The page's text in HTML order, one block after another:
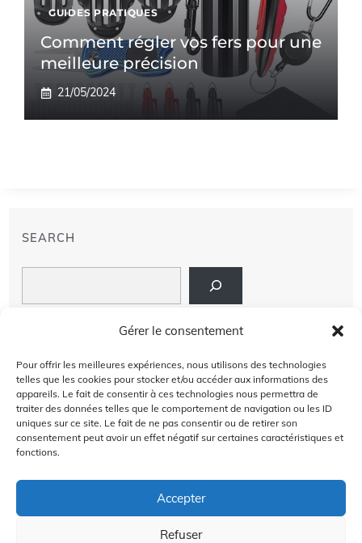
Gérer le consentement
Pour offrir les meilleures expériences, nous utilisons des technologies
telles que les cookies pour stocker et/ou accéder aux informations des
appareils. Le fait de consentir à ces technologies nous permettra de
traiter des données telles que le comportement de navigation ou les ID
uniques sur ce site. Le fait de ne pas consentir ou de retirer son
consentement peut avoir un effet négatif sur certaines caractéristiques et
fonctions.
Accepter
Refuser
GUIDES PRATIQUES
Comment régler vos fers pour une
meilleure précision
21/05/2024
SEARCH
À PROPOS DE NOUS
AVIS DE NON-RESPONSABILITÉ